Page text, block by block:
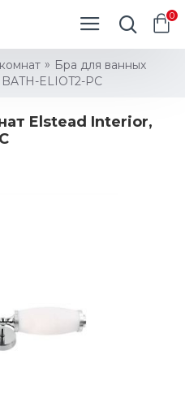
0
Бра для ванных
ELIOT2-PC
Elstead Interior,